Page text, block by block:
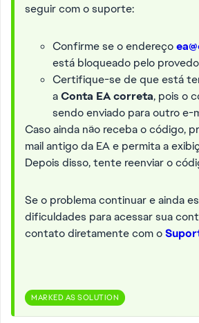
seguir com o suporte:
Confirme se o endereço
está bloqueado pelo
Certifique-se de que está
aConta EA correta, pois o
sendo enviado para outro e-
Caso ainda não receba o código,
mail antigo da EA e permita a
Depois disso, tente reenviar o
Se o problema continuar e ainda
dificuldades para acessar sua
contato diretamente com o
MARKED AS SOLUTION